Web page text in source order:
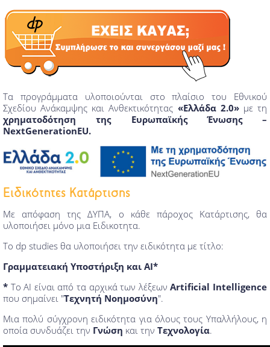
Τα προγράμματα υλοποιούνται στο πλαίσιο του Εθνικού
Σχεδίου Ανάκαμψης και Ανθεκτικότητας «Ελλάδα 2.0»με τη
χρηματοδότηση της Ευρωπαϊκής Ένωσης –
NextGenerationEU.
Ειδικότητες Κατάρτισης
Με απόφαση της ΔΥΠΑ, ο κάθε πάροχος Κατάρτισης, θα
υλοποιήσει μόνο μια Ειδικοτητα.
Το dp studies θα υλοποιήσει την ειδικότητα με τίτλο:
Γραμματειακή Υποστήριξη και ΑΙ*
* Το ΑΙ είναι από τα αρχικά των λέξεωνArtificial Intelligence
που σημαίνει "Τεχνητή Νοημοσύνη".
Μια πολύ σύγχρονη ειδικότητα για όλους τους Υπαλλήλους, η
οποία συνδυάζει την Γνώση και την Τεχνολογία.